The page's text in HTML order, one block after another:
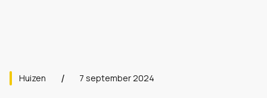
Huizen 7 september 2024